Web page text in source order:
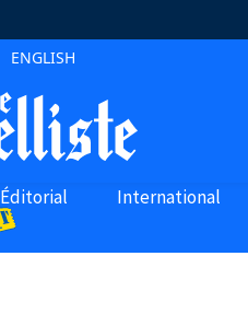
ENGLISH
Éditorial International